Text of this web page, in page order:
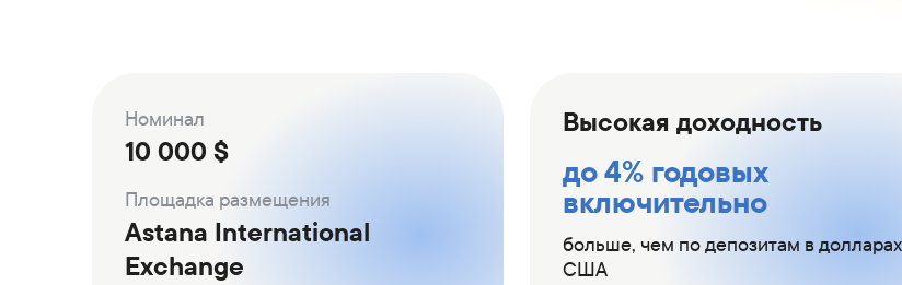
Номинал
10 000 $
Площадка размещения
Astana International
Exchange
Высокая доходность
до 4% годовых
включительно
больше, чем по депозитам в долларах
США